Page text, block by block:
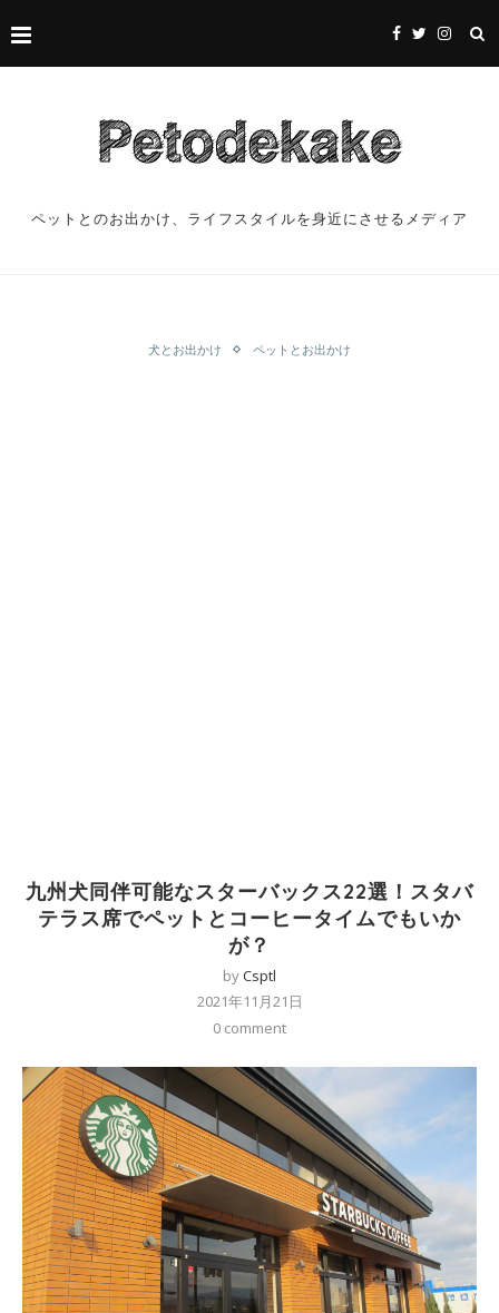
ペットとのお出かけ、ライフスタイルを身近にさせるメディア
犬とお出かけ ペットとお出かけ
九州犬同伴可能なスターバックス22選！スタバ
テラス席でペットとコーヒータイムでもいか
が？
byCsptl
2021年11月21日
0 comment